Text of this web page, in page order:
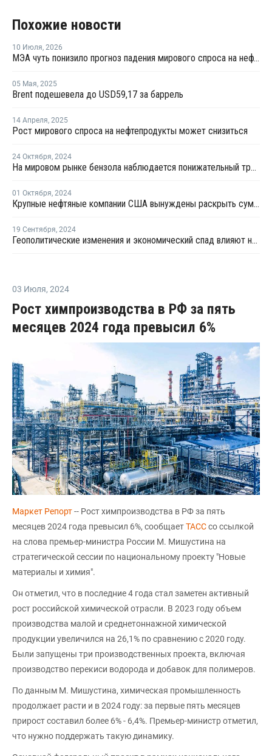
Похожие новости
10 Июля, 2026
МЭА чуть понизило прогноз падения мирового спроса на нефть в 2026 году
05 Мая, 2025
Brent подешевела до USD59,17 за баррель
14 Апреля, 2025
Рост мирового спроса на нефтепродукты может снизиться
24 Октября, 2024
На мировом рынке бензола наблюдается понижательный тренд
01 Октября, 2024
Крупные нефтяные компании США вынуждены раскрыть сумму платежей иностранным правительствам
19 Сентября, 2024
Геополитические изменения и экономический спад влияют на цены бензола в Европе
03 Июля, 2024
Рост химпроизводства в РФ за пять
месяцев 2024 года превысил 6%
Маркет Репорт-- Рост химпроизводства в РФ за пять
месяцев 2024 года превысил 6%, сообщаетТАССсо ссылкой
на слова премьер-министра России М. Мишустина на
стратегической сессии по национальному проекту "Новые
материалы и химия".
Он отметил, что в последние 4 года стал заметен активный
рост российской химической отрасли. В 2023 году объем
производства малой и среднетоннажной химической
продукции увеличился на 26,1% по сравнению с 2020 году.
Были запущены три производственных проекта, включая
производство перекиси водорода и добавок для полимеров.
По данным М. Мишустина, химическая промышленность
продолжает расти и в 2024 году: за первые пять месяцев
прирост составил более 6% - 6,4%. Премьер-министр отметил,
что нужно поддержать такую динамику.